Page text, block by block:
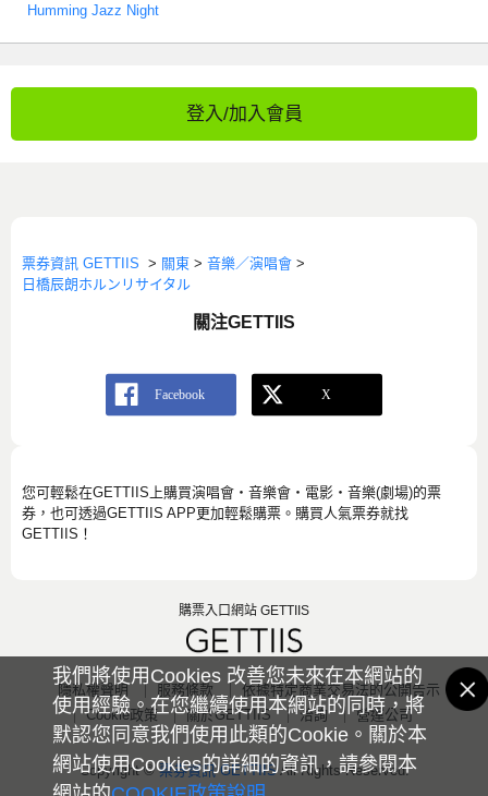
我們將使用Cookies 改善您未來在本網站的
使用經驗。在您繼續使用本網站的同時，將
默認您同意我們使用此類的Cookie。關於本
網站使用Cookies的詳細的資訊，請參閱本
Humming Jazz Night
登入/加入會員
票券資訊 GETTIIS > 關東 > 音樂／演唱會 >
日橋辰朗ホルンリサイタル
關注GETTIIS
您可輕鬆在GETTIIS上購買演唱會・音樂會・電影・音樂(劇場)的票
券，也可透過GETTIIS APP更加輕鬆購票。購買人氣票券就找
GETTIIS！
購票入口網站 GETTIIS
隱私權聲明 服務條款
依據特定商業交易法的公開告示
Cookie政策
關於GETTIIS 洽詢 營運公司
Copyright ©票券資訊 GETTIISAll Rights Reserved.